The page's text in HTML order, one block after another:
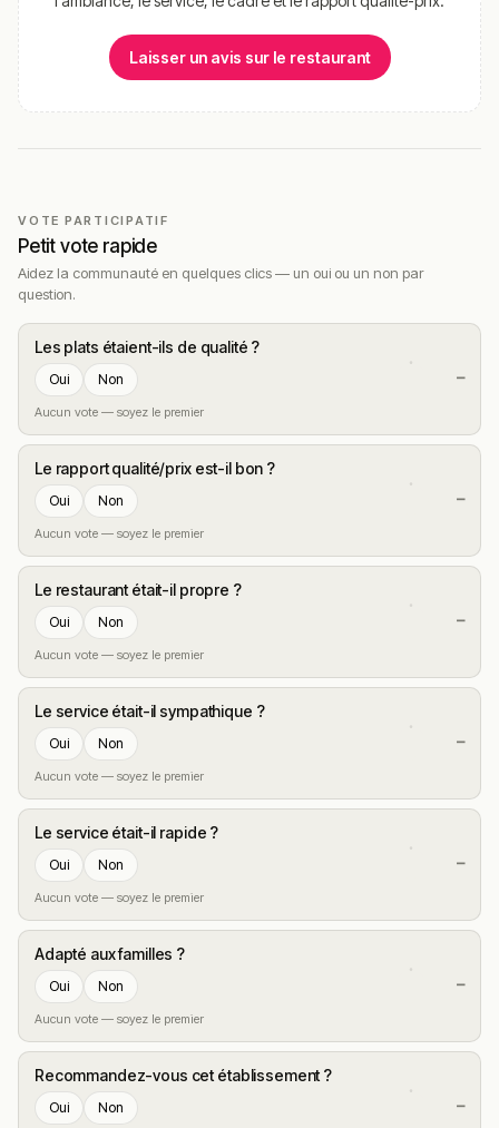
Laisser un avis sur le restaurant
VOTE PARTICIPATIF
Petit vote rapide
Aidez la communauté en quelques clics — un oui ou un non par
question.
Les plats étaient-ils de qualité ?
Oui Non
Aucun vote — soyez le premier
—
Le rapport qualité/prix est-il bon ?
Oui Non
Aucun vote — soyez le premier
—
Le restaurant était-il propre ?
Oui Non
Aucun vote — soyez le premier
—
Le service était-il sympathique ?
Oui Non
Aucun vote — soyez le premier
—
Le service était-il rapide ?
Oui Non
Aucun vote — soyez le premier
—
Adapté aux familles ?
Oui Non
Aucun vote — soyez le premier
—
Recommandez-vous cet établissement ?
Oui Non —